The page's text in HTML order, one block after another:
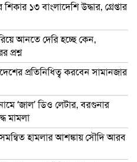
১৩ বাংলাদেশি উদ্ধার, গ্রেপ্তার
আনতে দেরি হচ্ছে কেন,
প্রশ্ন
প্রতিনিধিত্ব করবেন সামানজার
‘জাল’ ডিও লেটার, বরগুনার
মামলা
হামলার আশঙ্কায় সৌদি আরব